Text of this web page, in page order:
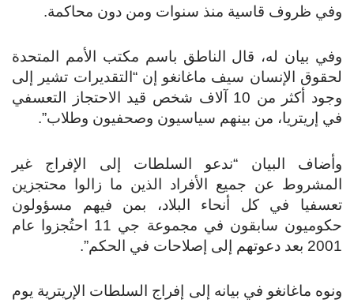
وفي ظروف قاسية منذ سنوات ومن دون محاكمة.
وفي بيان له، قال الناطق باسم مكتب الأمم المتحدة
لحقوق الإنسان سيف ماغانغو إن “التقديرات تشير إلى
وجود أكثر من 10 آلاف شخص قيد الاحتجاز التعسفي
في إريتريا، من بينهم سياسيون وصحفيون وطلاب”.
وأضاف البيان “ندعو السلطات إلى الإفراج غير
المشروط عن جميع الأفراد الذين ما زالوا محتجزين
تعسفيا في كل أنحاء البلاد، بمن فيهم مسؤولون
حكوميون سابقون في مجموعة جي 11 احتُجزوا عام
2001 بعد دعوتهم إلى إصلاحات في الحكم”.
ونوه ماغانغو في بيانه إلى إفراج السلطات الإريترية يوم